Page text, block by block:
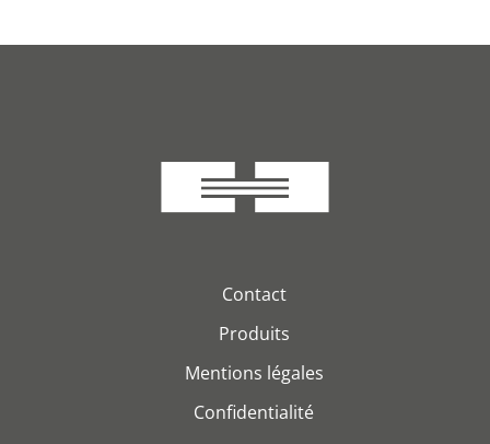
Contact
Produits
Mentions légales
Confidentialité